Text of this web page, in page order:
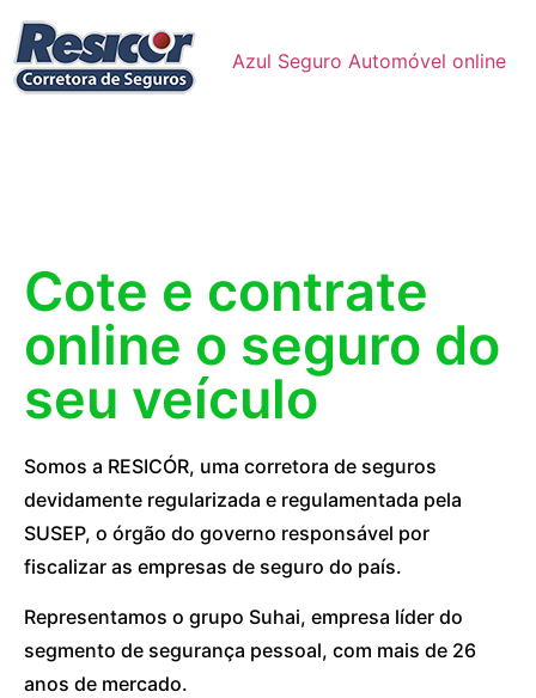
Azul Seguro Automóvel online
Cote e contrate
online o seguro do
seu veículo
Somos a RESICÓR, uma corretora de seguros
devidamente regularizada e regulamentada pela
SUSEP, o órgão do governo responsável por
fiscalizar as empresas de seguro do país.
Representamos o grupo Suhai, empresa líder do
segmento de segurança pessoal, com mais de 26
anos de mercado.